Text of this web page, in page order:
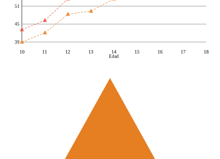
39
45
51
10 11 12 13 14 15 16 17 18
Edad